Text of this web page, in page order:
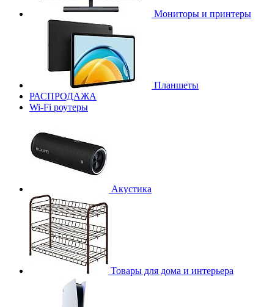
Мониторы и принтеры
Планшеты
РАСПРОДАЖА
Wi-Fi роутеры
Акустика
Товары для дома и интерьера